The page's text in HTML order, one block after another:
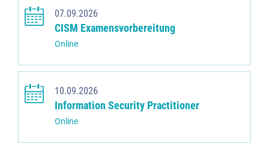
07.09.2026
CISM Examensvorbereitung
Online
10.09.2026
Information Security Practitioner
Online